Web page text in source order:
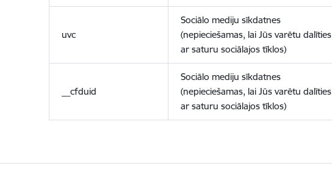
uvc
Sociālo mediju sīkdatnes
(nepieciešamas, lai Jūs varētu dalīties
ar saturu sociālajos tīklos)
__cfduid
Sociālo mediju sīkdatnes
(nepieciešamas, lai Jūs varētu dalīties
ar saturu sociālajos tīklos)